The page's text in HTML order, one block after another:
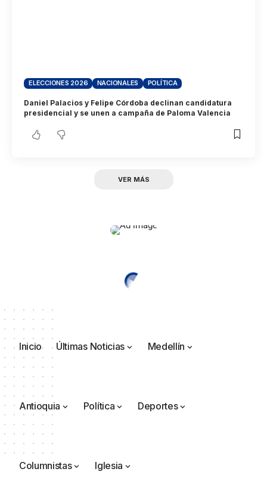
ELECCIONES 2026 NACIONALES POLÍTICA
Daniel Palacios y Felipe Córdoba declinan candidatura
presidencial y se unen a campaña de Paloma Valencia
VER MÁS
Inicio Últimas Noticias Medellín
Antioquia Política Deportes
Columnistas Iglesia